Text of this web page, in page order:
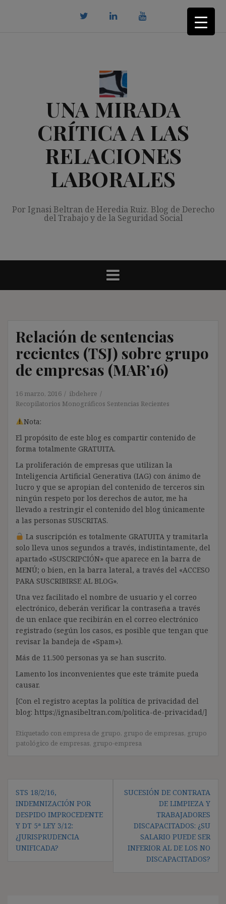
UNA MIRADA
CRÍTICA A LAS
RELACIONES
LABORALES
Por Ignasi Beltran de Heredia Ruiz. Blog de Derecho
del Trabajo y de la Seguridad Social
Relación de sentencias
recientes (TSJ) sobre grupo
de empresas (MAR’16)
16 marzo, 2016
ibdehere
Recopilatorios Monográficos Sentencias Recientes
Nota:
El propósito de este blog es compartir contenido de
forma totalmente GRATUITA.
La proliferación de empresas que utilizan la
Inteligencia Artificial Generativa (IAG) con ánimo de
lucro y que se apropian del contenido de terceros sin
ningún respeto por los derechos de autor, me ha
llevado a restringir el contenido del blog únicamente
a las personas SUSCRITAS.
La suscripción es totalmente GRATUITA y tramitarla
solo lleva unos segundos a través, indistintamente, del
apartado «SUSCRIPCIÓN» que aparece en la barra de
MENÚ; o bien, en la barra lateral, a través del «ACCESO
PARA SUSCRIBIRSE AL BLOG».
Una vez facilitado el nombre de usuario y el correo
electrónico, deberán verificar la contraseña a través
de un enlace que recibirán en el correo electrónico
registrado (según los casos, es posible que tengan que
revisar la bandeja de «Spam»).
Más de 11.500 personas ya se han suscrito.
Lamento los inconvenientes que este trámite pueda
causar.
[Con el registro aceptas la política de privacidad del
blog: https://ignasibeltran.com/politica-de-privacidad/]
Etiquetado con empresa de grupo, grupo de empresas, grupo
patológico de empresas, grupo-empresa
de
entradas
STS 18/2/16,
INDEMNIZACIÓN POR
DESPIDO IMPROCEDENTE
Y DT 5ª LEY 3/12:
¿JURISPRUDENCIA
UNIFICADA?
SUCESIÓN DE CONTRATA
DE LIMPIEZA Y
TRABAJADORES
DISCAPACITADOS: ¿SU
SALARIO PUEDE SER
INFERIOR AL DE LOS NO
DISCAPACITADOS?